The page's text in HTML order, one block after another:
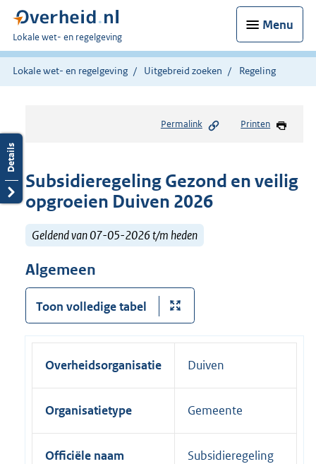
Menu
U
bent
hier:
Lokale wet- en regelgeving
Lokale wet- en regelgeving Uitgebreid zoeken Regeling
Permalink Printen
Subsidieregeling Gezond en veilig
opgroeien Duiven 2026
Geldend van 07-05-2026 t/m heden
Algemeen
Toon volledige tabel
Overheidsorganisatie Duiven
Organisatietype Gemeente
Officiële naam
Subsidieregeling